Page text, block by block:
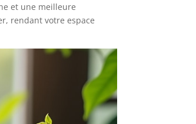
et une meilleure
rendant votre espace